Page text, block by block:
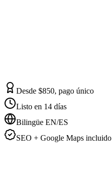
Desde $850, pago único
Listo en 14 días
Bilingüe EN/ES
SEO + Google Maps incluido